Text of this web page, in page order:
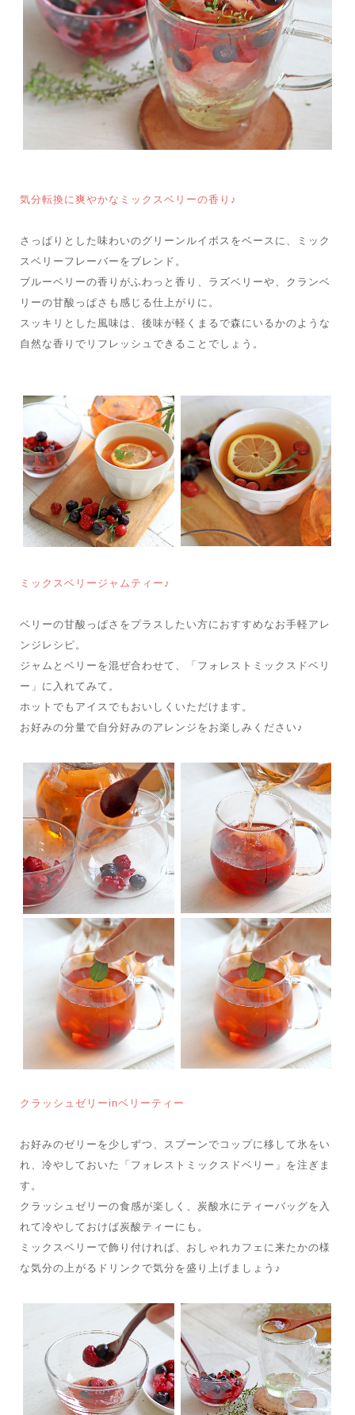
気分転換に爽やかなミックスベリーの香り♪
さっぱりとした味わいのグリーンルイボスをベースに、ミック
スベリーフレーバーをブレンド。
ブルーベリーの香りがふわっと香り、ラズベリーや、クランベ
リーの甘酸っぱさも感じる仕上がりに。
スッキリとした風味は、後味が軽くまるで森にいるかのような
自然な香りでリフレッシュできることでしょう。
ミックスベリージャムティー♪
ベリーの甘酸っぱさをプラスしたい方におすすめなお手軽アレ
ンジレシピ。
ジャムとベリーを混ぜ合わせて、「フォレストミックスドベリ
ー」に入れてみて。
ホットでもアイスでもおいしくいただけます。
お好みの分量で自分好みのアレンジをお楽しみください♪
クラッシュゼリーinベリーティー
お好みのゼリーを少しずつ、スプーンでコップに移して氷をい
れ、冷やしておいた「フォレストミックスドベリー」を注ぎま
す。
クラッシュゼリーの食感が楽しく、炭酸水にティーバッグを入
れて冷やしておけば炭酸ティーにも。
ミックスベリーで飾り付ければ、おしゃれカフェに来たかの様
な気分の上がるドリンクで気分を盛り上げましょう♪